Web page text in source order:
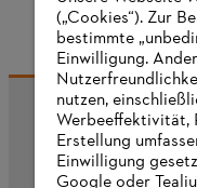
(„Cookies“). Zur
bestimmte
Einwilligung.
nutzen,
Werbeeffektivität,
Erstellung
Einwilligung
Google oder